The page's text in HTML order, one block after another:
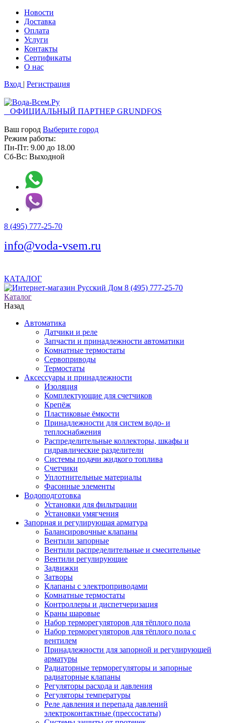
Новости
Доставка
Оплата
Услуги
Контакты
Cертификаты
О нас
Вход | Регистрация
ОФИЦИАЛЬНЫЙ ПАРТНЕР GRUNDFOS
Ваш город Выберите город
Режим работы:
Пн-Пт: 9.00 до 18.00
Сб-Вс: Выходной
8 (495) 777-25-70
info@voda-vsem.ru
КАТАЛОГ
8 (495) 777-25-70
Каталог
Назад
Автоматика
Датчики и реле
Запчасти и принадлежности автоматики
Комнатные термостаты
Сервоприводы
Термостаты
Аксессуары и принадлежности
Изоляция
Комплектующие для счетчиков
Крепёж
Пластиковые ёмкости
Принадлежности для систем водо- и
теплоснабжения
Распределительные коллекторы, шкафы и
гидравлические разделители
Системы подачи жидкого топлива
Счетчики
Уплотнительные материалы
Фасонные элементы
Водоподготовка
Установки для фильтрации
Установки умягчения
Запорная и регулирующая арматура
Балансировочные клапаны
Вентили запорные
Вентили распределительные и смесительные
Вентили регулирующие
Задвижки
Затворы
Клапаны с электроприводами
Комнатные термостаты
Контроллеры и диспетчеризация
Краны шаровые
Набор терморегуляторов для тёплого пола
Набор терморегуляторов для тёплого пола с
вентилем
Принадлежности для запорной и регулирующей
арматуры
Радиаторные терморегуляторы и запорные
радиаторные клапаны
Регуляторы расхода и давления
Регуляторы температуры
Реле давления и перепада давлений
электроконтактные (прессостаты)